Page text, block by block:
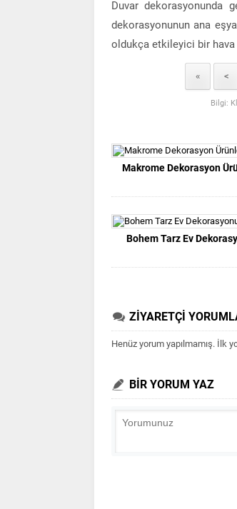
Duvar dekorasyonunda
dekorasyonunun ana
oldukça etkileyici bir hava
« <
Bilgi:
Makrome Dekorasyon
Bohem Tarz Ev
ZİYARETÇİ
Henüz yorum yapılmamış. İlk
BİR YORUM YAZ